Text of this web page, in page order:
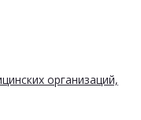
организаций,